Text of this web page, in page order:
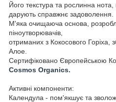
Його текстура та рослинна нота,
дарують справжнє задоволення.
М'яка очищаюча основа,
піноутворювачів,
отриманих з Кокосового Горіха,
Алое.
Сертифіковано Європейською
Cosmos Organics.
Активні компоненти:
Календула - пом'якшує та